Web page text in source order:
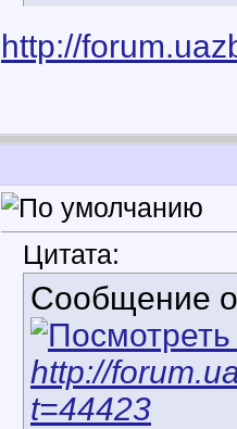
http://
Цитата:
Сообщение
http://
t=44423